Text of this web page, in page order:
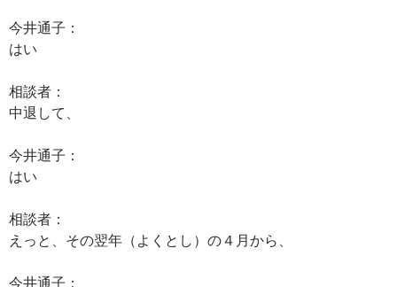
今井通子：
はい
相談者：
中退して、
今井通子：
はい
相談者：
えっと、その翌年（よくとし）の４月から、
今井通子：